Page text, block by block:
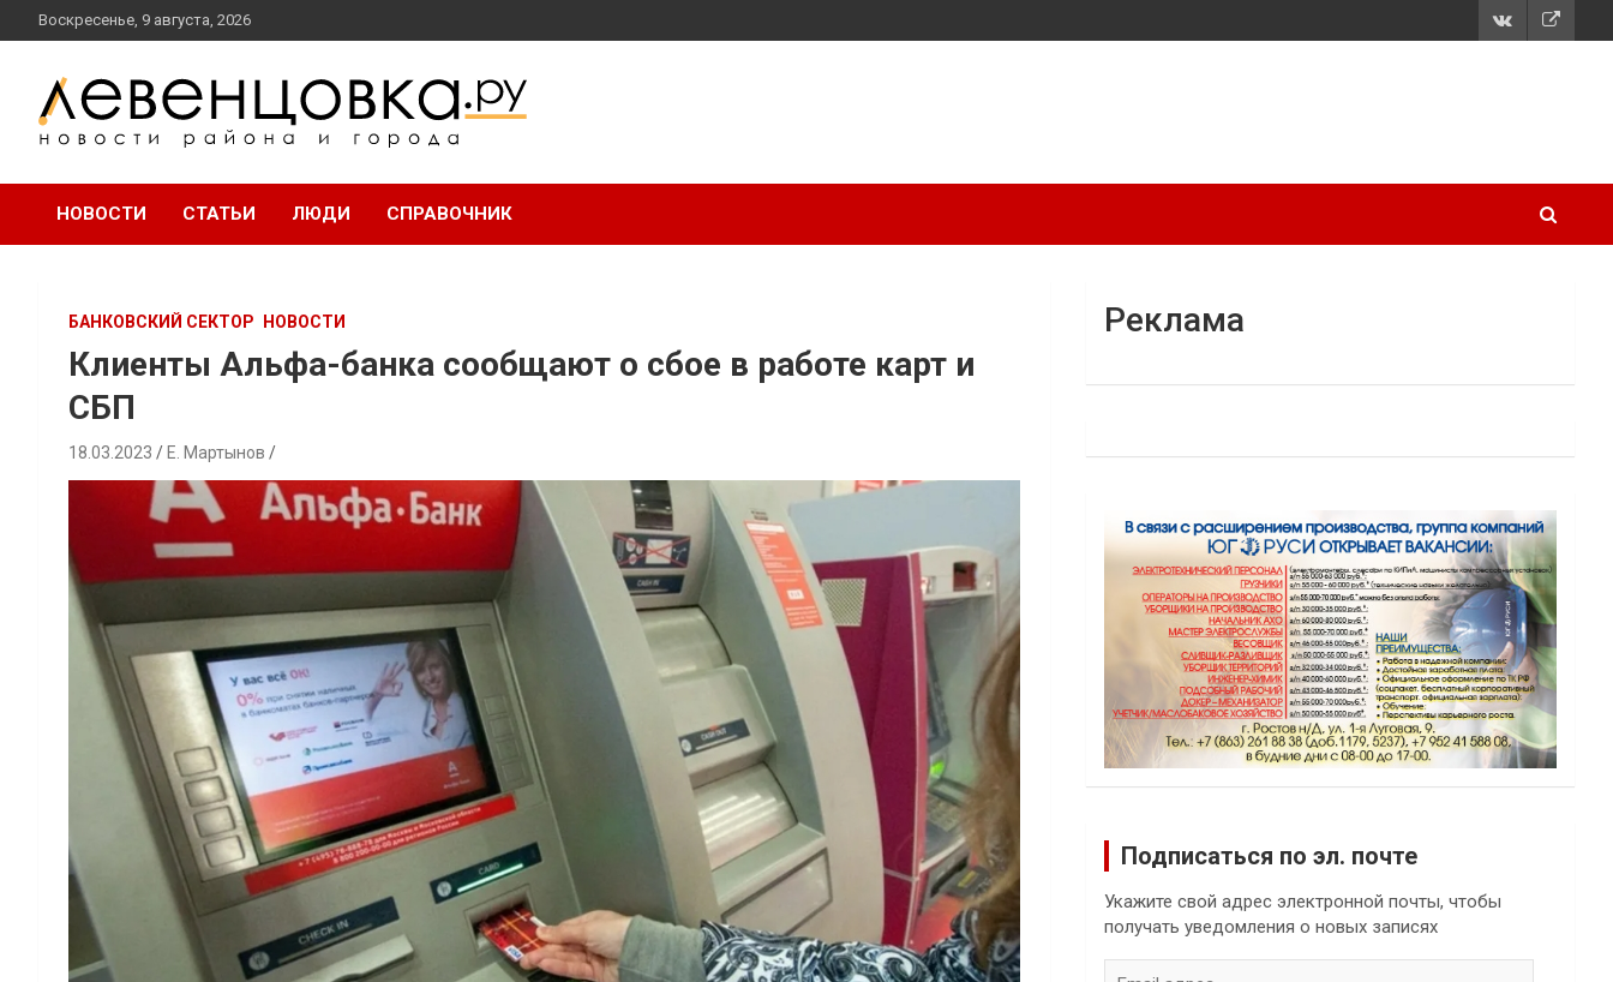
перейти
к
Воскресенье, 9 августа, 2026
Левенцовка Ру
НОВОСТИ СТАТЬИ ЛЮДИ СПРАВОЧНИК
БАНКОВСКИЙ СЕКТОР НОВОСТИ
Клиенты Альфа-банка сообщают о сбое в работе карт и
СБП
18.03.2023 Е. Мартынов
Реклама
Подписаться по эл. почте
Укажите свой адрес электронной почты, чтобы
получать уведомления о новых записях